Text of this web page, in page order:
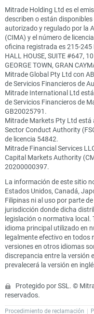
Mitrade Holding Ltd es el
describen o están
autorizado y regulado por la
(CIMA) y el número de
oficina registrada es 215-245
HALL HOUSE, SUITE #647,
GEORGE TOWN, GRAN
Mitrade Global Pty Ltd con
de Servicios Financieros de
Mitrade International Ltd
de Servicios Financieros de
GB20025791.
Mitrade Markets Pty Ltd
Sector Conduct Authority
de licencia 54842.
Mitrade Financial Services
Capital Markets Authority
20200000397.
La información de este sitio
Estados Unidos, Canadá,
Filipinas ni al uso por parte
jurisdicción donde dicha
legislación o normativa local.
idioma principal utilizado en
legalmente efectivo en
versiones en otros idiomas
discrepancia entre la versión
prevalecerá la versión en
Protegido por SSL. ©
reservados.
Procedimiento de reclamación